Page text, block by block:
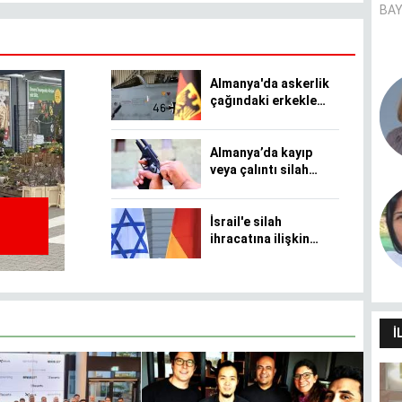
Almanya'da askerlik
çağındaki erkeklere
Almanya’da kayıp
veya çalıntı silah
İsrail'e silah
ihracatına ilişkin
Pandemie und Migrationshintergrund
- (k)ein Zusammenhang?
CANER AVER
Dilimin sınırları dünyamın
sınırlarıdır
HÜLYA SANCAK